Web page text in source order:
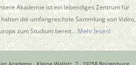
Akademie ist ein lebendiges Zentrum für
die umfangreichste Sammlung von Video,
zum Studium bereit…Mehr lesen!